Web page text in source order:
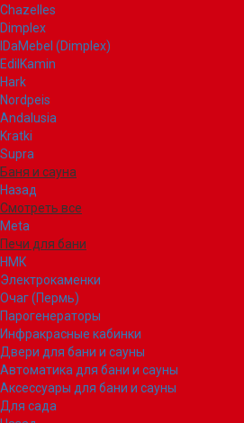
Chazelles
Dimplex
IDaMebel (Dimplex)
EdilKamin
Hark
Nordpeis
Andalusia
Kratki
Supra
Баня и сауна
Назад
Смотреть все
Meta
Печи для бани
НМК
Электрокаменки
Очаг (Пермь)
Парогенераторы
Инфракрасные кабинки
Двери для бани и сауны
Автоматика для бани и сауны
Аксессуары для бани и сауны
Для сада